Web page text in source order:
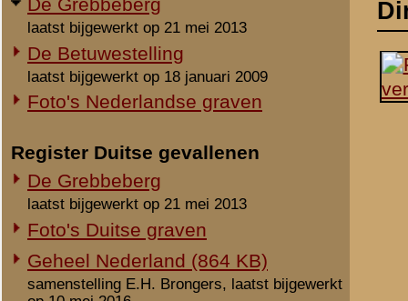
Foto's Duitse graven
Geheel Nederland (864 KB)
samenstelling E.H. Brongers, laatst bijgewerkt
op 10 mei 2016
Inrichting Militair Ereveld
Inleiding
Vrijdag 17 mei 1940
Zaterdag 18 mei 1940
Maandag 3 juni 1940
opgravingen
Onbekende en vermiste militairen
Gesneuvelden elders begraven
Uit het rapport Sellies/
Gevonden op 16 mei